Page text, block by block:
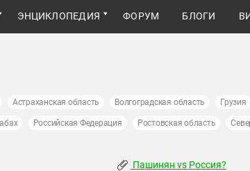
ЭНЦИКЛОПЕДИЯ ФОРУМ БЛОГИ
Астраханская область Волгоградская область Грузия
Российская Федерация Ростовская область
Пашинян vs Россия?